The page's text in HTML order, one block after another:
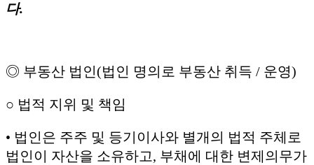
다.
◎ 부동산 법인(법인 명의로 부동산 취득 / 운영)
○ 법적 지위 및 책임
• 법인은 주주 및 등기이사와 별개의 법적 주체로
법인이 자산을 소유하고, 부채에 대한 변제의무가